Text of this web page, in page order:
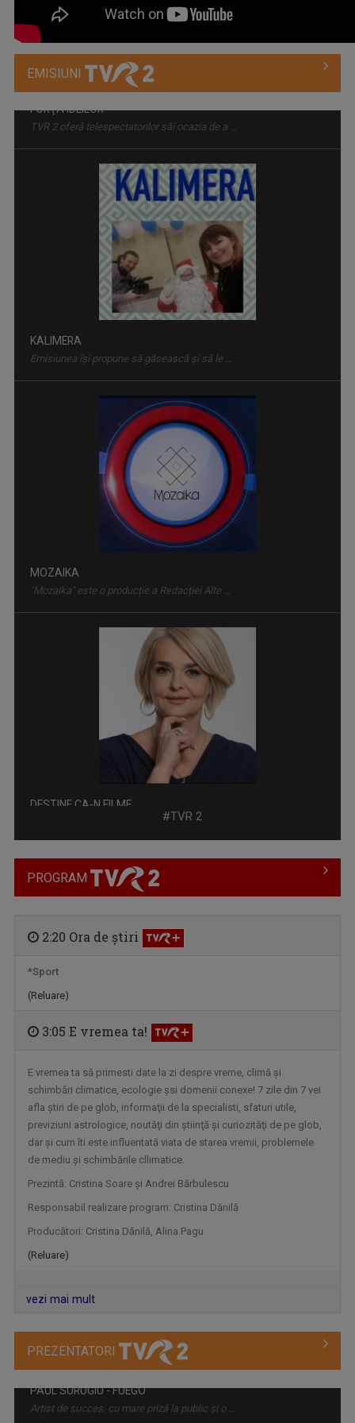
EMISIUNI
Emisiunea își propune să găsească și să le ...
La „Destine ca-n filme" cunoaştem adevăraţi ...
E VREMEA TA!
TELEJURNALUL TVR 2
Zilnic, la ora 12.00, Telejurnalul TVR 2 ne ...
#TVR 2
PROGRAM
2:20 Ora de ştiri
*Sport
(Reluare)
3:05 E vremea ta!
E vremea ta să primesti date la zi despre vreme, climă şi
schimbări climatice, ecologie șsi domenii conexe! 7 zile din 7 vei
afla ştiri de pe glob, informaţii de la specialisti, sfaturi utile,
previziuni astrologice, noutăţi din ştiinţă şi curiozităţi de pe glob,
dar şi cum îti este influentată viata de starea vremii, problemele
de mediu şi schimbările cllimatice.
Prezintă: Cristina Soare şi Andrei Bărbulescu
Responsabil realizare program: Cristina Dănilă
Producători: Cristina Dănilă, Alina Pagu
(Reluare)
vezi mai mult
PREZENTATORI